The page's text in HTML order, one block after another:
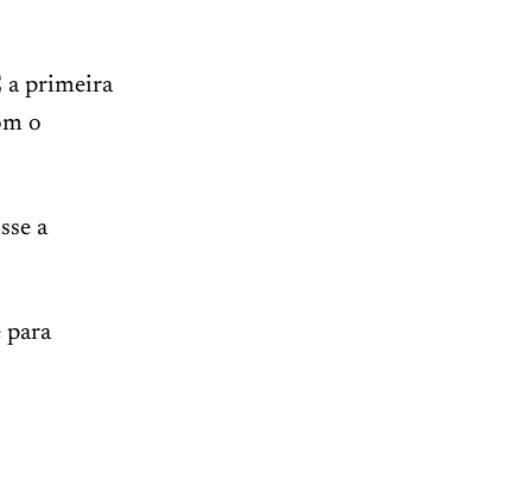
a primeira
o
a
para